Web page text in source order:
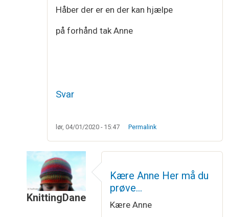
Håber der er en der kan hjælpe
på forhånd tak Anne
Svar
lør, 04/01/2020 - 15:47 Permalink
KnittingDane
Dobbelt garn? afanne olsen
Kære Anne Her må du
prøve…
Kære Anne